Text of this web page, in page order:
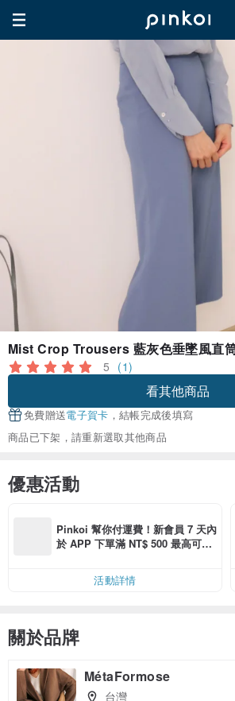
Mist Crop Trousers 藍灰色垂墜風直
5 (1)
看其他商品
免費贈送電子賀卡 ，結帳完成後填寫
商品已下架，請重新選取其他商品
優惠活動
Pinkoi 幫你付運費！新會員 7 天內
於 APP 下單滿 NT$ 500 最高可折
活動詳情
關於品牌
MétaFormose
台灣